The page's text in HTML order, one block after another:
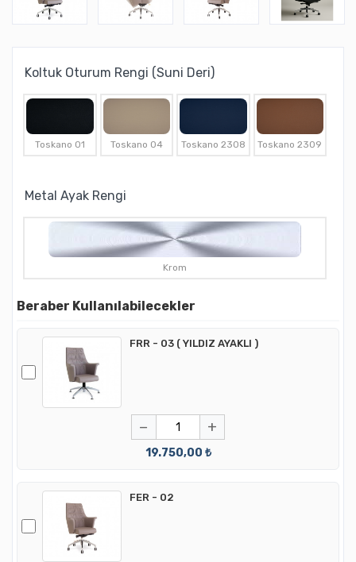
Koltuk Oturum Rengi (Suni Deri)
Toskano 01 Toskano 04 Toskano 2308 Toskano 2309
Metal Ayak Rengi
Krom
Beraber Kullanılabilecekler
FRR - 03 ( YILDIZ AYAKLI )
− +
19.750,00 ₺
FER - 02